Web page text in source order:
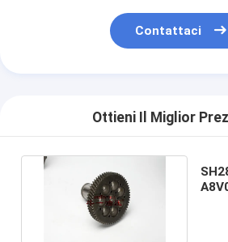
Contattaci
Ottieni Il Miglior